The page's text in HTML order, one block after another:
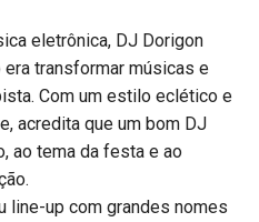
eletrônica, DJ Dorigon
transformar músicas e
Com um estilo eclético e
acredita que um bom DJ
ao tema da festa e ao
line-up com grandes nomes